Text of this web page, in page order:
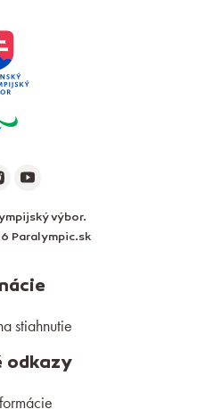
výbor.
Paralympic.sk
stiahnutie
odkazy